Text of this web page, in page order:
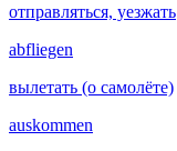
отправляться, уезжать
abfliegen
вылетать (о самолёте)
auskommen